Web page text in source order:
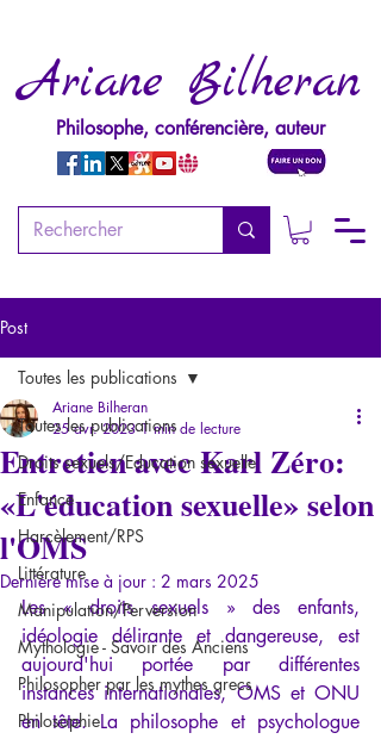
Ariane Bilheran
Philosophe, conférencière, auteur
Post
Toutes les publications
Droits sexuels/Education sexuelle
Enfance
Harcèlement/RPS
Littérature
Manipulation/Perversion
Mythologie - Savoir des Anciens
Philosopher par les mythes grecs
Philosophie
Toutes les publications
Entretien avec Karl Zéro:
«L'éducation sexuelle» selon
l'OMS
Ariane Bilheran
25 avr. 2023 1 min de lecture
Dernière mise à jour : 2 mars 2025
Les « droits sexuels » des enfants,
idéologie délirante et dangereuse, est
aujourd'hui portée par différentes
instances internationales, OMS et ONU
en tête. La philosophe et psychologue